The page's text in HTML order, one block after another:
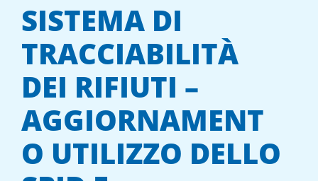
SISTEMA DI
TRACCIABILITÀ
DEI RIFIUTI –
AGGIORNAMENT
O UTILIZZO DELLO